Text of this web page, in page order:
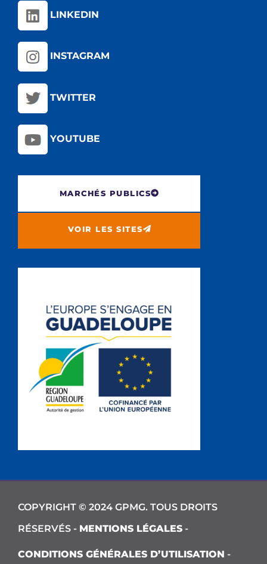
LINKEDIN
INSTAGRAM
TWITTER
YOUTUBE
MARCHÉS PUBLICS
VOIR LES SITES
COPYRIGHT © 2024 GPMG. TOUS DROITS
RÉSERVÉS - MENTIONS LÉGALES -
CONDITIONS GÉNÉRALES D’UTILISATION -